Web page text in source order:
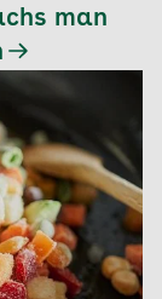
man